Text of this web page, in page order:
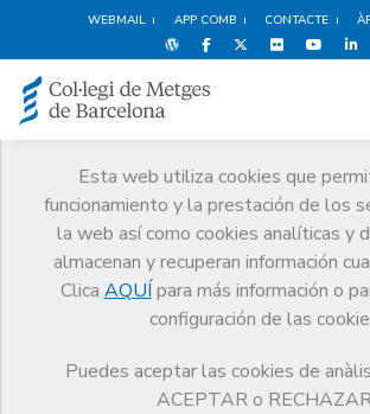
WEBMAIL APP COMB CONTACTE
Esta web utiliza cookies que
funcionamiento y la prestación de los
la web así como cookies analíticas y
almacenan y recuperan información
Clica AQUÍ para más información o
configuración de las
Puedes aceptar las cookies de
ACEPTAR o
Avantatges i
descomptes
Serveis Altres serveis
Avantatges i
Revista PETIT SÀPIENS